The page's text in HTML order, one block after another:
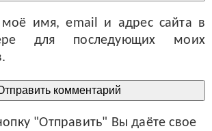
моё имя, email и адрес сайта в
для последующих моих
"Отправить" Вы даёте свое